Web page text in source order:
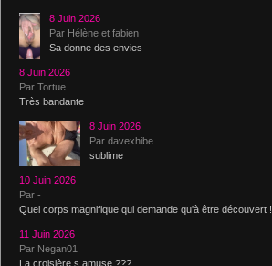
8 Juin 2026
Par Hélène et fabien
Sa donne des envies
8 Juin 2026
Par Tortue
Très bandante
8 Juin 2026
Par davexhibe
sublime
10 Juin 2026
Par -
Quel corps magnifique qui demande qu'à être découvert !
11 Juin 2026
Par Negan01
La croisière s amuse ???